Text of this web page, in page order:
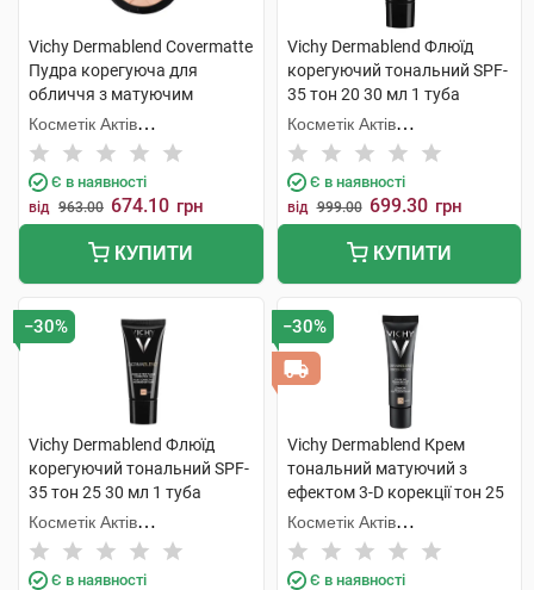
Vichy Dermablend Covermatte
Пудра корегуюча для
обличчя з матуючим
ефектом SPF-25 відтінок
№25 9,5 г 1 шт
Косметік Актів
Інтернаціональ
Є в наявності
від 963.00 674.10 грн
КУПИТИ
Vichy Dermablend Флюїд
корегуючий тональний SPF-
35 тон 20 30 мл 1 туба
Косметік Актів
Інтернаціональ
Є в наявності
від 999.00 699.30 грн
КУПИТИ
−30%
Vichy Dermablend Флюїд
корегуючий тональний SPF-
35 тон 25 30 мл 1 туба
Косметік Актів
Інтернаціональ
Є в наявності
−30%
Vichy Dermablend Крем
тональний матуючий з
ефектом 3-D корекції тон 25
30 мл 1 туба
Косметік Актів
Інтернаціональ
Є в наявності